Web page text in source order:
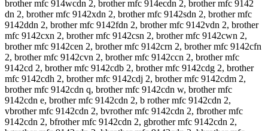
brother mfc 914wcdn 2, brother mfc 914ecdn 2, brother mfc 9142
dn 2, brother mfc 9142xdn 2, brother mfc 9142sdn 2, brother mfc
9142ddn 2, brother mfc 9142fdn 2, brother mfc 9142vdn 2, brother
mfc 9142cxn 2, brother mfc 9142csn 2, brother mfc 9142cwn 2,
brother mfc 9142cen 2, brother mfc 9142crn 2, brother mfc 9142cfn
2, brother mfc 9142cvn 2, brother mfc 9142ccn 2, brother mfc
9142cd 2, brother mfc 9142cdb 2, brother mfc 9142cdg 2, brother
mfc 9142cdh 2, brother mfc 9142cdj 2, brother mfc 9142cdm 2,
brother mfc 9142cdn q, brother mfc 9142cdn w, brother mfc
9142cdn e, brother mfc 9142cdn 2, b rother mfc 9142cdn 2,
vbrother mfc 9142cdn 2, bvrother mfc 9142cdn 2, fbrother mfc
9142cdn 2, bfrother mfc 9142cdn 2, gbrother mfc 9142cdn 2,